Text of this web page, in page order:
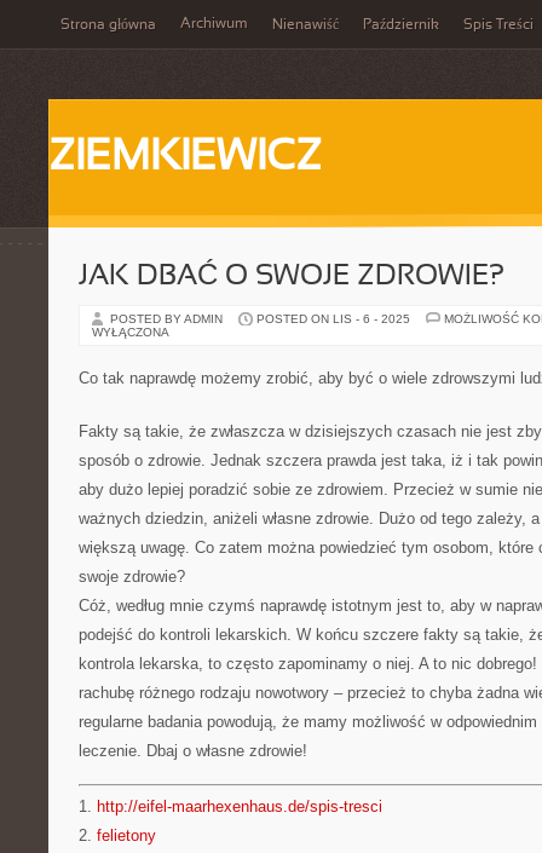
Strona główna Archiwum Nienawiść Październik Spis Treści
ZIEMKIEWICZ
JAK DBAĆ O SWOJE ZDROWIE?
POSTED BY ADMIN POSTED ON LIS - 6 - 2025
MOŻLIWOŚĆ
WYŁĄCZONA
Co tak naprawdę możemy zrobić, aby być o wiele zdrowszymi
Fakty są takie, że zwłaszcza w dzisiejszych czasach nie jest
sposób o zdrowie. Jednak szczera prawda jest taka, iż i tak
aby dużo lepiej poradzić sobie ze zdrowiem. Przecież w sumie
ważnych dziedzin, aniżeli własne zdrowie. Dużo od tego zależy,
większą uwagę. Co zatem można powiedzieć tym osobom, które
swoje zdrowie?
Cóż, według mnie czymś naprawdę istotnym jest to, aby w
podejść do kontroli lekarskich. W końcu szczere fakty są takie,
kontrola lekarska, to często zapominamy o niej. A to nic
rachubę różnego rodzaju nowotwory – przecież to chyba żadna
regularne badania powodują, że mamy możliwość w
leczenie. Dbaj o własne zdrowie!
1. http://eifel-maarhexenhaus.de/spis-tresci
2. felietony